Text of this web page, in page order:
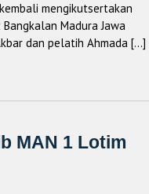
mengikutsertakan
Madura Jawa
dan pelatih Ahmada […]
MAN 1 Lotim